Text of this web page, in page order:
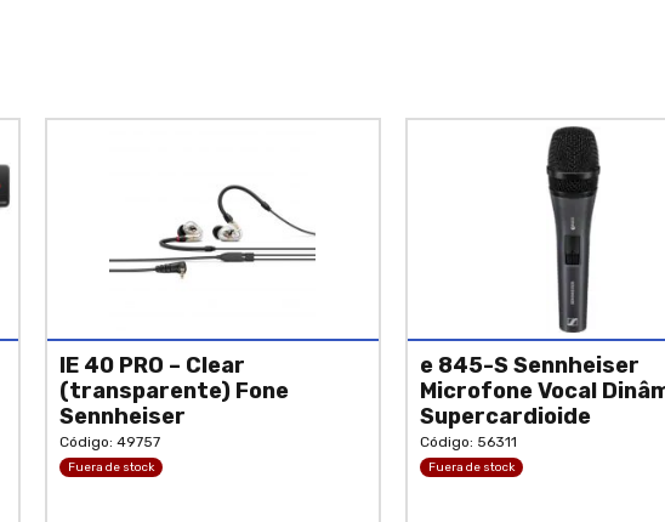
IE 40 PRO – Clear
(transparente) Fone
Sennheiser
Código: 49757
Fuera de stock
e 845-S Sennheiser
Microfone Vocal
Supercardioide
Código: 56311
Fuera de stock